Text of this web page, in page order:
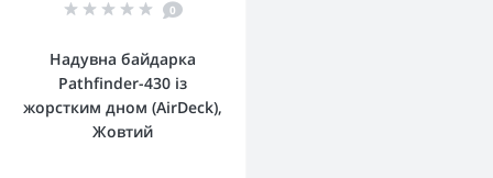
0
Надувна байдарка
Pathfinder-430 із
жорстким дном (AirDeck),
Жовтий